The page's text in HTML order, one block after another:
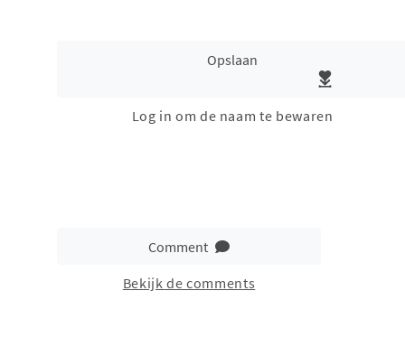
Opslaan
Log in om de naam te bewaren
Comment
Bekijk de comments